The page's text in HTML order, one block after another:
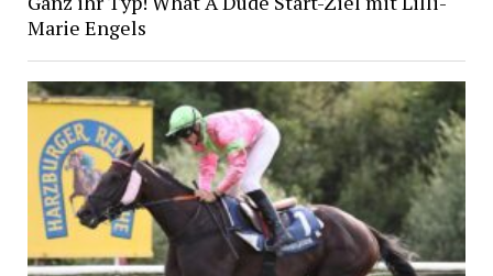
Marie Engels